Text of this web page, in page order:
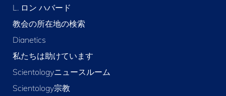
L. ロン ハバード
教会の所在地の検索
Dianetics
私たちは助けています
Scientologyニュースルーム
Scientology宗教